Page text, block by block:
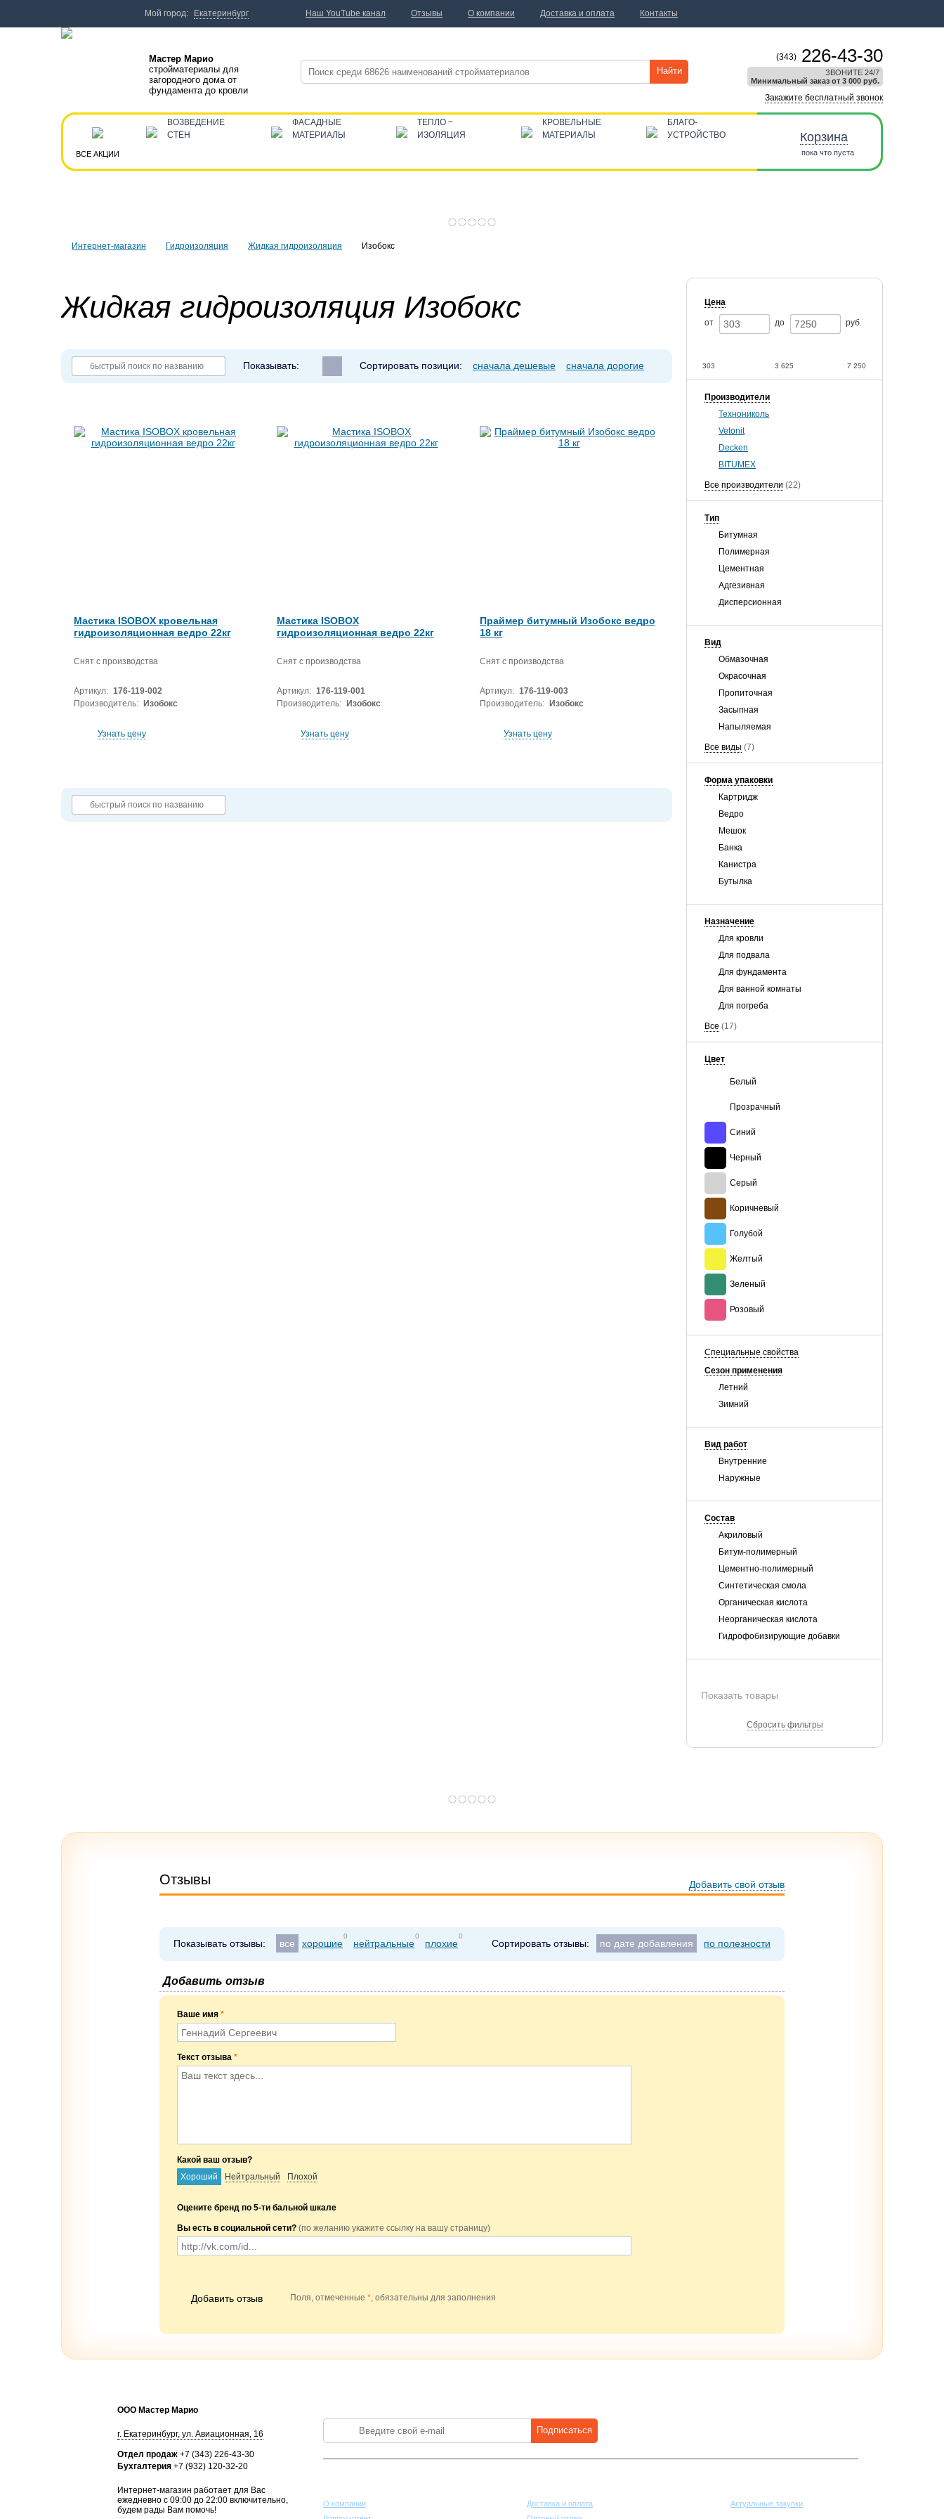
Интернет-магазин Гидроизоляция Жидкая гидроизоляция Изобокс
Цена
от до руб.
303 7 250
3 625
Производители
Технониколь
Vetonit
Decken
BITUMEX
Все производители (22)
Тип
Битумная
Полимерная
Цементная
Адгезивная
Дисперсионная
Вид
Обмазочная
Окрасочная
Пропиточная
Засыпная
Напыляемая
Все виды (7)
Форма упаковки
Картридж
Ведро
Мешок
Банка
Канистра
Бутылка
Назначение
Для кровли
Для подвала
Для фундамента
Для ванной комнаты
Для погреба
Все (17)
Цвет
Белый
Прозрачный
Синий
Черный
Серый
Коричневый
Голубой
Желтый
Зеленый
Розовый
Специальные свойства
Сезон применения
Летний
Зимний
Вид работ
Внутренние
Наружные
Состав
Акриловый
Битум-полимерный
Цементно-полимерный
Синтетическая смола
Органическая кислота
Неорганическая кислота
Гидрофобизирующие добавки
Показать товары
Сбросить фильтры
Жидкая гидроизоляция Изобокс
Показывать: Сортировать позиции: сначала дешевые сначала дорогие
Мастика ISOBOX кровельная
гидроизоляционная ведро 22кг
Снят с производства
Артикул: 176-119-002
Производитель:
Изобокс
Узнать цену
Мастика ISOBOX
гидроизоляционная ведро 22кг
Снят с производства
Артикул: 176-119-001
Производитель:
Изобокс
Узнать цену
Праймер битумный Изобокс ведро
18 кг
Снят с производства
Артикул: 176-119-003
Производитель:
Изобокс
Узнать цену
Отзывы Добавить свой отзыв
Показывать отзывы: все хорошие
0
нейтральные
0
плохие
0
Сортировать отзывы: по дате добавления по полезности
Добавить отзыв
Ваше имя *
Текст отзыва *
Какой ваш отзыв?
Хороший
Нейтральный Плохой
Оцените бренд по 5-ти бальной шкале
Вы есть в социальной сети? (по желанию укажите ссылку на вашу страницу)
Добавить отзыв Поля, отмеченные *, обязательны для заполнения
Мастер Марио
стройматериалы для
загородного дома от
фундамента до кровли
Найти
(343) 226-43-30
ЗВОНИТЕ 24/7
Минимальный заказ от 3 000 руб.
Закажите бесплатный звонок
ВСЕ АКЦИИ
ВОЗВЕДЕНИЕ
СТЕН
ФАСАДНЫЕ
МАТЕРИАЛЫ
ТЕПЛО ~
ИЗОЛЯЦИЯ
КРОВЕЛЬНЫЕ
МАТЕРИАЛЫ
БЛАГО-
УСТРОЙСТВО
Корзина
пока что пуста
ООО Мастер Марио
г. Екатеринбург, ул. Авиационная, 16
Отдел продаж +7 (343) 226-43-30
Бухгалтерия +7 (932) 120-32-20
Интернет-магазин работает для Вас
ежедневно с 09:00 до 22:00 включительно,
будем рады Вам помочь!
Подписаться
О компании
Доставка и оплата
Актуальные закупки
Мой город: Екатеринбург Наш YouTube канал Отзывы О компании Доставка и оплата Контакты